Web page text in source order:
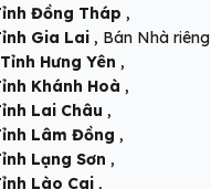
Đồng Tháp ,
Gia Lai , Bán Nhà riêng
Tỉnh Hưng Yên ,
Khánh Hoà ,
Lai Châu ,
Lâm Đồng ,
Lạng Sơn ,
Lào Cai ,